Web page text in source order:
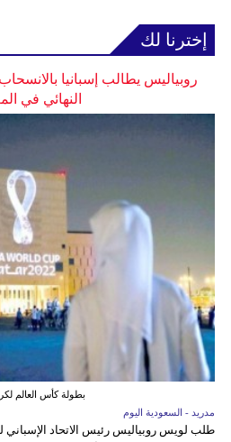
إخترنا لك
روبياليس يطالب إسبانيا
النهائي في
بطولة كأس العالم
مدريد - السعودية اليوم
طلب لويس روبياليس رئيس الاتحاد الإسباني